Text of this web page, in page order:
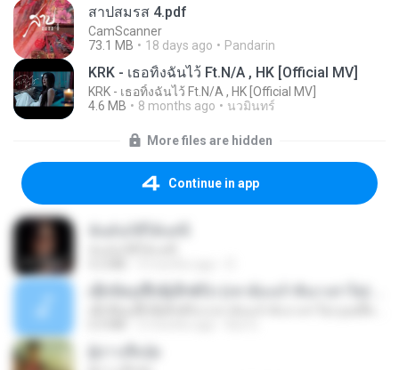
สาปสมรส 4.pdf
CamScanner
73.1 MB
18 days ago Pandarin
KRK - เธอทิ้งฉันไว้ Ft.N/A , HK [Official MV]
KRK - เธอทิ้งฉันไว้ Ft.N/A , HK [Official MV]
4.6 MB
8 months ago นวมินทร์
More files are hidden
Continue in app